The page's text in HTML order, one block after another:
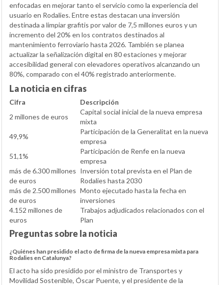
enfocadas en mejorar tanto el servicio como la experiencia del
usuario en Rodalies. Entre estas destacan una inversión
destinada a limpiar grafitis por valor de 7,5 millones euros y un
incremento del 20% en los contratos destinados al
mantenimiento ferroviario hasta 2026. También se planea
actualizar la señalización digital en 80 estaciones y mejorar
accesibilidad general con elevadores operativos alcanzando un
80%, comparado con el 40% registrado anteriormente.
La noticia en cifras
Cifra
Descripción
2 millones de euros
Capital social inicial de la nueva empresa
mixta
49,9%
Participación de la Generalitat en la nueva
empresa
51,1%
Participación de Renfe en la nueva
empresa
más de 6.300 millones
de euros
Inversión total prevista en el Plan de
Rodalies hasta 2030
más de 2.500 millones
de euros
Monto ejecutado hasta la fecha en
inversiones
4.152 millones de
euros
Trabajos adjudicados relacionados con el
Plan
Preguntas sobre la noticia
¿Quiénes han presidido el acto de firma de la nueva empresa mixta para
Rodalies en Catalunya?
El acto ha sido presidido por el ministro de Transportes y
Movilidad Sostenible, Óscar Puente, y el presidente de la